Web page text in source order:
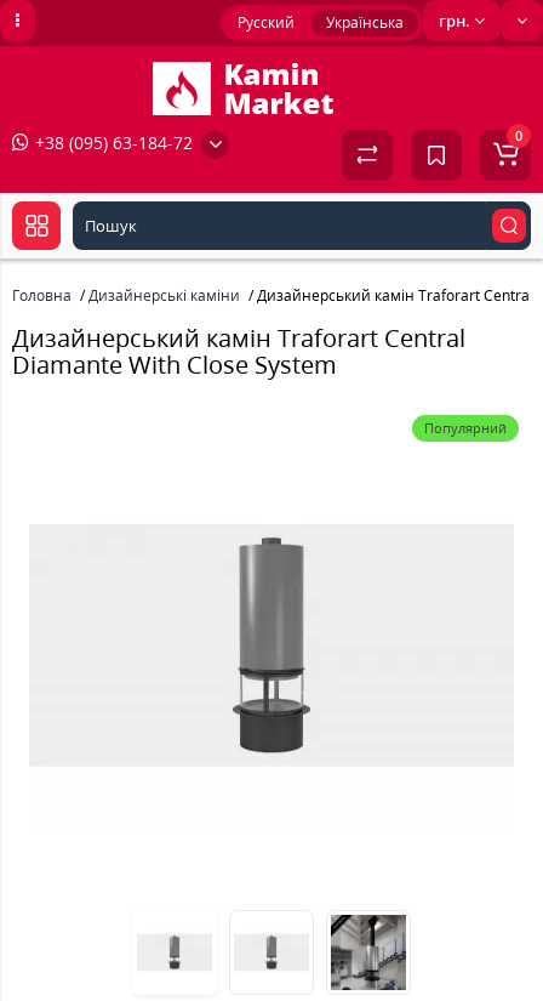
грн.
Русский Українська
+38 (095) 63-184-72 0
Головна Дизайнерські каміни Дизайнерський камін Traforart Central
Дизайнерський камін Traforart Central
Diamante With Close System
Популярний